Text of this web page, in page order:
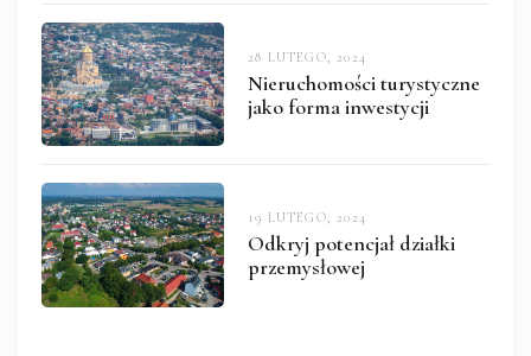
28 LUTEGO, 2024
Nieruchomości turystyczne
jako forma inwestycji
19 LUTEGO, 2024
Odkryj potencjał działki
przemysłowej